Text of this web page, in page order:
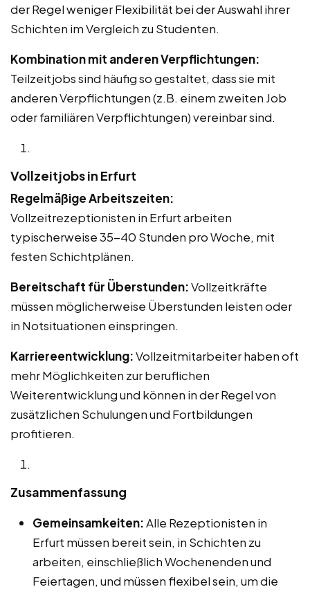
der Regel weniger Flexibilität bei der Auswahl ihrer
Schichten im Vergleich zu Studenten.
Kombination mit anderen Verpflichtungen:
Teilzeitjobs sind häufig so gestaltet, dass sie mit
anderen Verpflichtungen (z.B. einem zweiten Job
oder familiären Verpflichtungen) vereinbar sind.
Vollzeitjobs in Erfurt
Regelmäßige Arbeitszeiten:
Vollzeitrezeptionisten in Erfurt arbeiten
typischerweise 35-40 Stunden pro Woche, mit
festen Schichtplänen.
Bereitschaft für Überstunden:Vollzeitkräfte
müssen möglicherweise Überstunden leisten oder
in Notsituationen einspringen.
Karriereentwicklung:Vollzeitmitarbeiter haben oft
mehr Möglichkeiten zur beruflichen
Weiterentwicklung und können in der Regel von
zusätzlichen Schulungen und Fortbildungen
profitieren.
Zusammenfassung
Gemeinsamkeiten:Alle Rezeptionisten in
Erfurt müssen bereit sein, in Schichten zu
arbeiten, einschließlich Wochenenden und
Feiertagen, und müssen flexibel sein, um die